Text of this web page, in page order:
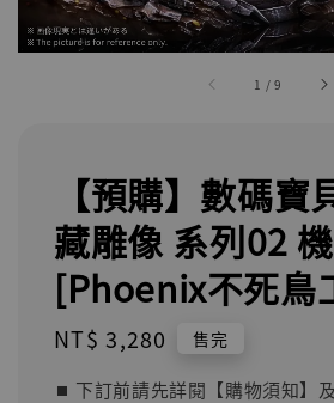
1 /9
【預購】數碼寶
藏雕像 系列02
[Phoenix不死鳥
Regular
NT$ 3,280 售完
⏹︎ 下訂前請先詳閱【購物須知】